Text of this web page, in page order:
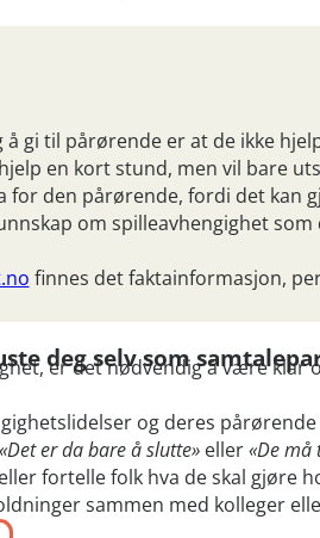
å gi til pårørende er at de ikke
en kort stund, men vil bare
for den pårørende, fordi det kan
om spilleavhengighet
finnes det faktainformasjon,
deg selv som
er det nødvendig å være
og deres
«Det er da bare å slutte» eller«De må
fortelle folk hva de skal gjøre
sammen med kolleger